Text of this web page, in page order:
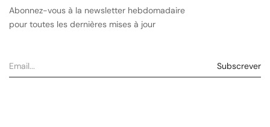
Abonnez-vous à la newsletter hebdomadaire
pour toutes les dernières mises à jour